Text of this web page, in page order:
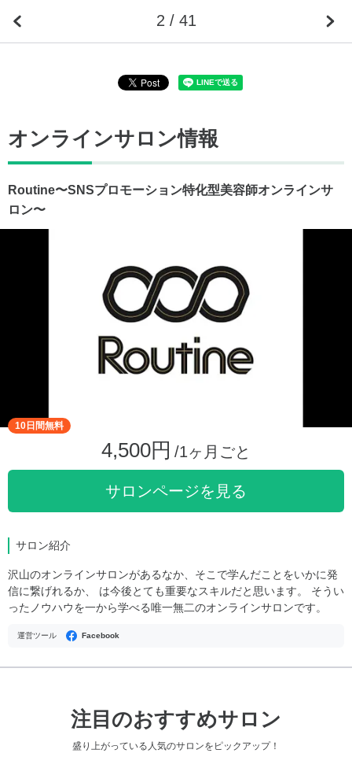
2 / 41
オンラインサロン情報
Routine〜SNSプロモーション特化型美容師オンラインサ
ロン〜
10日間無料
4,500円 /1ヶ月ごと
サロンページを見る
サロン紹介
沢山のオンラインサロンがあるなか、そこで学んだことをいかに発
信に繋げれるか、 は今後とても重要なスキルだと思います。 そうい
ったノウハウを一から学べる唯一無二のオンラインサロンです。
運営ツール Facebook
注目のおすすめサロン
盛り上がっている人気のサロンをピックアップ！